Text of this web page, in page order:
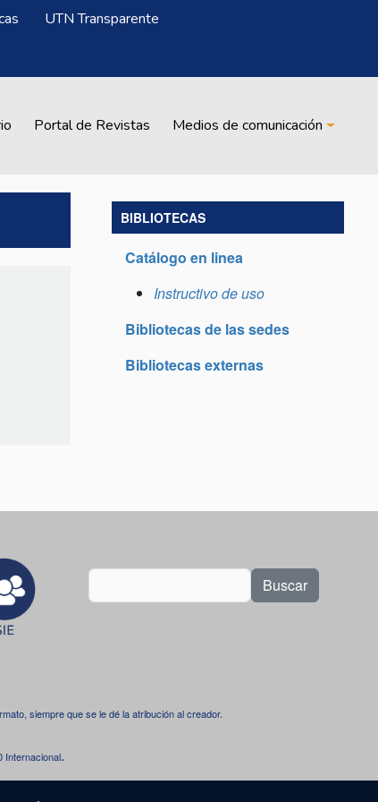
UTN Transparente
Portal de Revistas Medios de comunicación
BIBLIOTECAS
Catálogo en linea
Instructivo de uso
Bibliotecas de las sedes
Bibliotecas externas
Buscar
siempre que se le dé la atribución al creador.
Internacional.